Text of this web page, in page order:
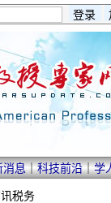
消息｜科技前沿｜学
税务